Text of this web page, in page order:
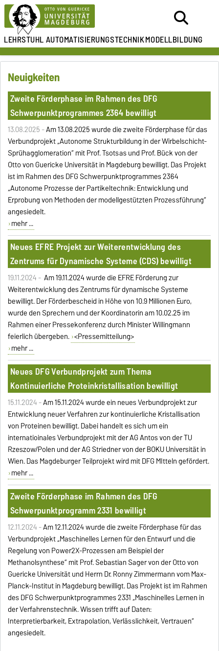
LEHRSTUHLAUTOMATISIERUNGSTECHNIKMODELLBILDUNG
Neuigkeiten
Zweite Förderphase im Rahmen des DFG
Schwerpunktprogrammes 2364 bewilligt
13.08.2025 -Am 13.08.2025 wurde die zweite Förderphase für das
Verbundprojekt „Autonome Strukturbildung in der Wirbelschicht-
Sprühagglomeration“ mit Prof. Tsotsas und Prof. Bück von der
Otto von Guericke Universität in Magdeburg bewilligt. Das Projekt
ist im Rahmen des DFG Schwerpunktprogrammes 2364
„Autonome Prozesse der Partikeltechnik: Entwicklung und
Erprobung von Methoden der modellgestützten Prozessführung“
angesiedelt.
mehr ...
Neues EFRE Projekt zur Weiterentwicklung des
Zentrums für Dynamische Systeme (CDS) bewilligt
19.11.2024 - Am 19.11.2024 wurde die EFRE Förderung zur
Weiterentwicklung des Zentrums für dynamische Systeme
bewilligt. Der Förderbescheid in Höhe von 10.9 Millionen Euro,
wurde den Sprechern und der Koordinatorin am 10.02.25 im
Rahmen einer Pressekonferenz durch Minister Willingmann
feierlich übergeben. <Pressemitteilung>
mehr ...
Neues DFG Verbundprojekt zum Thema
Kontinuierliche Proteinkristallisation bewilligt
15.11.2024 -Am 15.11.2024 wurde ein neues Verbundprojekt zur
Entwicklung neuer Verfahren zur kontinuierliche Kristallisation
von Proteinen bewilligt. Dabei handelt es sich um ein
internatioinales Verbundprojekt mit der AG Antos von der TU
Rzeszow/Polen und der AG Striedner von der BOKU Universität in
Wien. Das Magdeburger Teilprojekt wird mit DFG MItteln gefördert.
mehr ...
Zweite Förderphase im Rahmen des DFG
Schwerpunktprogramm 2331 bewilligt
12.11.2024 -Am 12.11.2024 wurde die zweite Förderphase für das
Verbundprojekt„Maschinelles Lernen für den Entwurf und die
Regelung von Power2X-Prozessen am Beispiel der
Methanolsynthese“ mit Prof. Sebastian Sager von der Otto von
Guericke Universität und Herrn Dr. Ronny Zimmermann vom Max-
Planck-Institut in Magdeburg bewilligt. Das Projekt ist im Rahmen
des DFG Schwerpunktprogrammes 2331 „Maschinelles Lernen in
der Verfahrenstechnik. Wissen trifft auf Daten:
Interpretierbarkeit, Extrapolation, Verlässlichkeit, Vertrauen“
angesiedelt.